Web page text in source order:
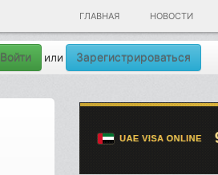
ГЛАВНАЯ НОВОСТИ
Войти или Зарегистрироваться